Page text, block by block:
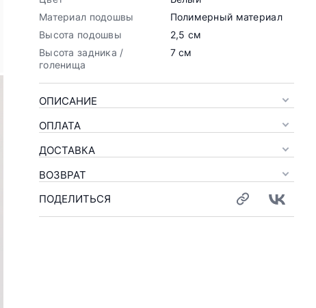
Материал подошвы
Полимерный материал
Высота подошвы
2,5 см
Высота задника /
голенища
7 см
ОПИСАНИЕ
ОПЛАТА
ДОСТАВКА
ВОЗВРАТ
ПОДЕЛИТЬСЯ